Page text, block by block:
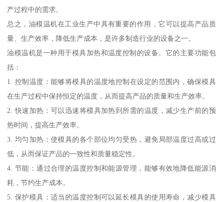
产过程中的需求。
总之，油模温机在工业生产中具有重要的作用，它可以提高产品质
量、生产效率，降低生产成本，是许多制造行业的设备之一。
油模温机是一种用于模具加热和温度控制的设备。它的主要功能包
括：
1. 控制温度：能够将模具的温度地控制在设定的范围内，确保模具
在生产过程中保持恒定的温度，从而提高产品的质量和生产效率。
2. 快速加热：可以迅速将模具加热到所需的温度，减少生产前的预
热时间，提高生产效率。
3. 均匀加热：使模具的各个部位均匀受热，避免局部温度过高或过
低，从而保证产品的一致性和质量稳定性。
4. 节能：通过合理的温度控制和能源管理，能够有效地降低能源消
耗，节约生产成本。
5. 保护模具：适当的温度控制可以延长模具的使用寿命，减少模具